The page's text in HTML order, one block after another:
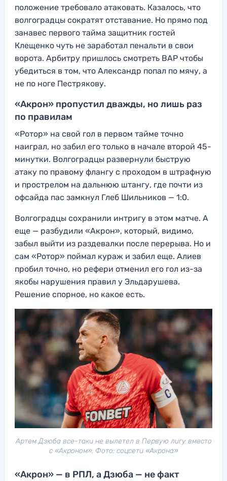
положение требовало атаковать. Казалось, что
волгоградцы сократят отставание. Но прямо под
занавес первого тайма защитник гостей
Клещенко чуть не заработал пенальти в свои
ворота. Арбитру пришлось смотреть ВАР чтобы
убедиться в том, что Александр попал по мячу, а
не по ноге Пестрякову.
«Акрон» пропустил дважды, но лишь раз
по правилам
«Ротор» на свой гол в первом тайме точно
наиграл, но забил его только в начале второй 45-
минутки. Волгоградцы развернули быструю
атаку по правому флангу с проходом в штрафную
и прострелом на дальнюю штангу, где почти из
офсайда пас замкнул Глеб Шильников — 1:0.
Волгоградцы сохранили интригу в этом матче. А
еще — разбудили «Акрон», который, видимо,
забыл выйти из раздевалки после перерыва. Но и
сам «Ротор» поймал кураж и забил еще. Алиев
пробил точно, но рефери отменил его гол из-за
якобы нарушения правил у Эльдарушева.
Решение спорное, но какое есть.
Артем Дзюба все-таки не вылетел в Первую лигу вместо
с «Акроном». Фото: соцсети «Акрона»
«Акрон» — в РПЛ, а Дзюба — не факт